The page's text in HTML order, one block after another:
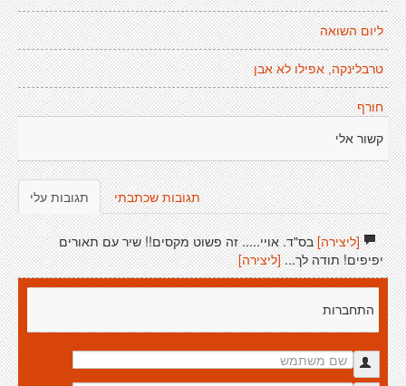
ליום השואה
טרבלינקה, אפילו לא אבן
חורף
קשור אלי
תגובות עלי תגובות שכתבתי
[ליצירה]בס"ד. אויי..... זה פשוט מקסים!! שיר עם תאורים
יפיפים! תודה לך...[ליצירה]
התחברות